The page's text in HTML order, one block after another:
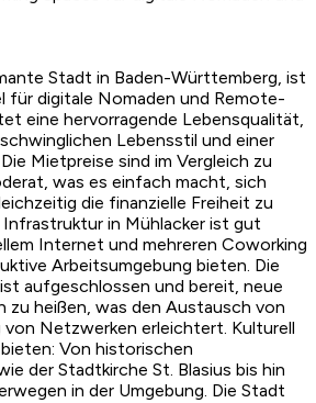
Stadt in Baden-Württemberg, ist
für digitale Nomaden und Remote-
eine hervorragende Lebensqualität,
Lebensstil und einer
Mietpreise sind im Vergleich zu
was es einfach macht, sich
die finanzielle Freiheit zu
Infrastruktur in Mühlacker ist gut
Internet und mehreren Coworking
Arbeitsumgebung bieten. Die
aufgeschlossen und bereit, neue
zu heißen, was den Austausch von
von Netzwerken erleichtert. Kulturell
Von historischen
der Stadtkirche St. Blasius bis hin
in der Umgebung. Die Stadt